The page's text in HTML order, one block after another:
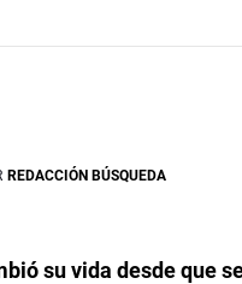
REDACCIÓN BÚSQUEDA
su vida desde que